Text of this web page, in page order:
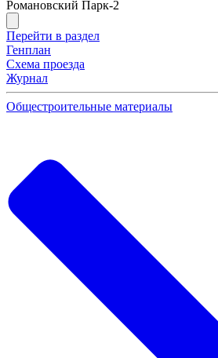
Романовский Парк-2
Перейти в раздел
Генплан
Схема проезда
Журнал
Общестроительные материалы